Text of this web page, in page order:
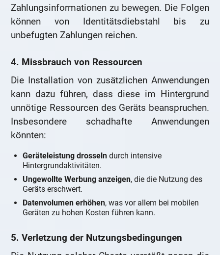
Zahlungsinformationen zu bewegen. Die Folgen
können von Identitätsdiebstahl bis zu
unbefugten Zahlungen reichen.
4. Missbrauch von Ressourcen
Die Installation von zusätzlichen Anwendungen
kann dazu führen, dass diese im Hintergrund
unnötige Ressourcen des Geräts beanspruchen.
Insbesondere schadhafte Anwendungen
könnten:
Geräteleistung drosseln durch intensive
Hintergrundaktivitäten.
Ungewollte Werbung anzeigen, die die Nutzung des
Geräts erschwert.
Datenvolumen erhöhen, was vor allem bei mobilen
Geräten zu hohen Kosten führen kann.
5. Verletzung der Nutzungsbedingungen